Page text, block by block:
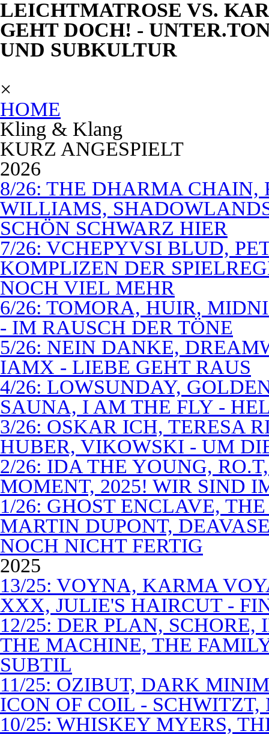
LEICHTMATROSE VS.
GEHT DOCH! -
UND SUBKULTUR
×
HOME
Kling & Klang
KURZ ANGESPIELT
2026
8/26: THE DHARMA CHAIN,
WILLIAMS,
SCHÖN SCHWARZ HIER
7/26: VCHEPYVSI BLUD,
KOMPLIZEN DER
NOCH VIEL MEHR
6/26: TOMORA, HUIR,
- IM RAUSCH DER TÖNE
5/26: NEIN DANKE,
IAMX - LIEBE GEHT RAUS
4/26: LOWSUNDAY,
SAUNA, I AM THE FLY -
3/26: OSKAR ICH, TERESA
HUBER, VIKOWSKI - UM
2/26: IDA THE YOUNG,
MOMENT, 2025! WIR SIND
1/26: GHOST ENCLAVE,
MARTIN DUPONT,
NOCH NICHT FERTIG
2025
13/25: VOYNA, KARMA
XXX, JULIE'S HAIRCUT -
12/25: DER PLAN,
THE MACHINE, THE
SUBTIL
11/25: OZIBUT, DARK
ICON OF COIL -
10/25: WHISKEY MYERS,